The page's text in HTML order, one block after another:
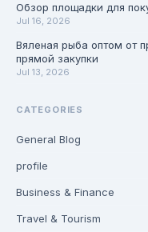
Обзор площадки для
Jul 16, 2026
Вяленая рыба оптом от
прямой закупки
Jul 13, 2026
CATEGORIES
General Blog
profile
Business & Finance
Travel & Tourism